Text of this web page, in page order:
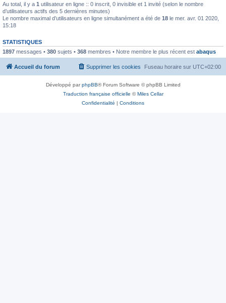
Au total, il y a 1 utilisateur en ligne :: 0 inscrit, 0 invisible et 1 invité (selon le nombre
d’utilisateurs actifs des 5 dernières minutes)
Le nombre maximal d’utilisateurs en ligne simultanément a été de 18 le mer. avr. 01 2020,
15:18
STATISTIQUES
1897 messages • 380 sujets • 368 membres • Notre membre le plus récent est abaqus
Accueil du forum Fuseau horaire sur UTC+02:00
Supprimer les cookies
Développé parphpBB® Forum Software © phpBB Limited
Traduction française officielle ©Miles Cellar
Confidentialité | Conditions